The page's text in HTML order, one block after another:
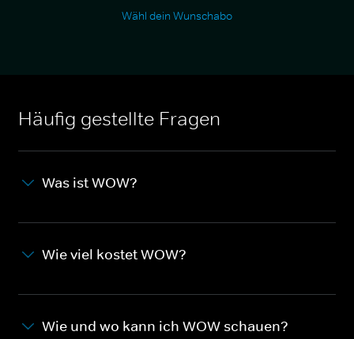
Wähl dein Wunschabo
Häufig gestellte Fragen
Was ist WOW?
Wie viel kostet WOW?
Wie und wo kann ich WOW schauen?